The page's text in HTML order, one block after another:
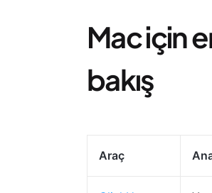
Mac için
bakış
Araç